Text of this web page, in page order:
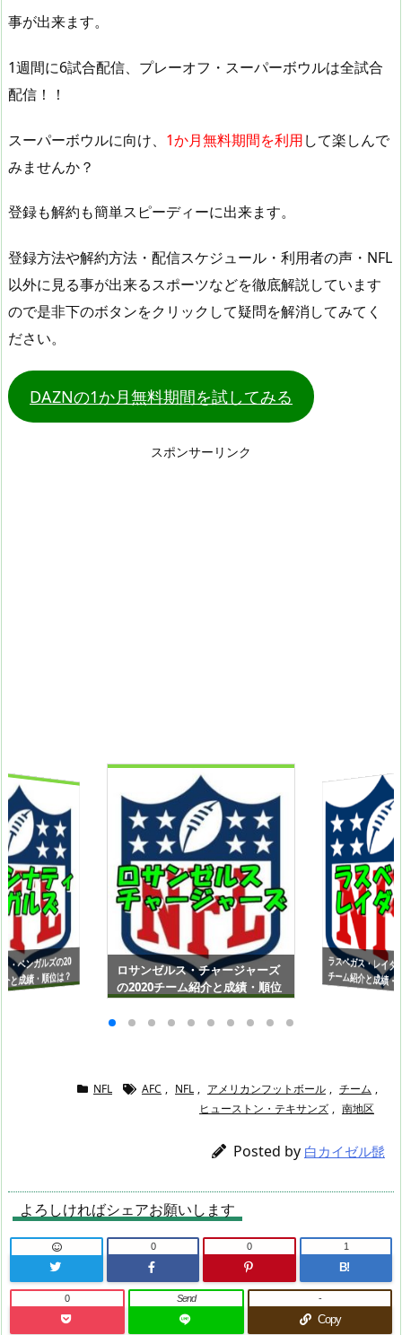
事が出来ます。
1週間に6試合配信、プレーオフ・スーパーボウルは全試合
配信！！
スーパーボウルに向け、 1か月無料期間を利用して楽しんで
みませんか？
登録も解約も簡単スピーディーに出来ます。
登録方法や解約方法・配信スケジュール・利用者の声・NFL
以外に見る事が出来るスポーツなどを徹底解説しています
ので是非下のボタンをクリックして疑問を解消してみてく
ださい。
DAZNの1か月無料期間を試してみる
スポンサーリンク
・ベンガルズの20
と成績・順位は？
ンフットボー
ロサンゼルス・チャージャーズ
の2020チーム紹介と成績・順位
は？NFL（アメリカンフットボ
ール）【AFC西地区】
ラスベガス・レイ
チーム紹介と成績
L（アメリカンフ
NFL AFC , NFL , アメリカンフットボール , チーム ,
ヒューストン・テキサンズ , 南地区
Posted by 白カイゼル髭
よろしければシェアお願いします
0 0
B!
1
0 Send
Copy
-